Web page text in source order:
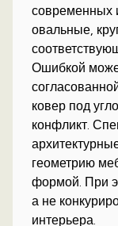
современных
овальные,
Ошибкой
ковер под
конфликт.
геометрию
формой. При
а не
интерьера.